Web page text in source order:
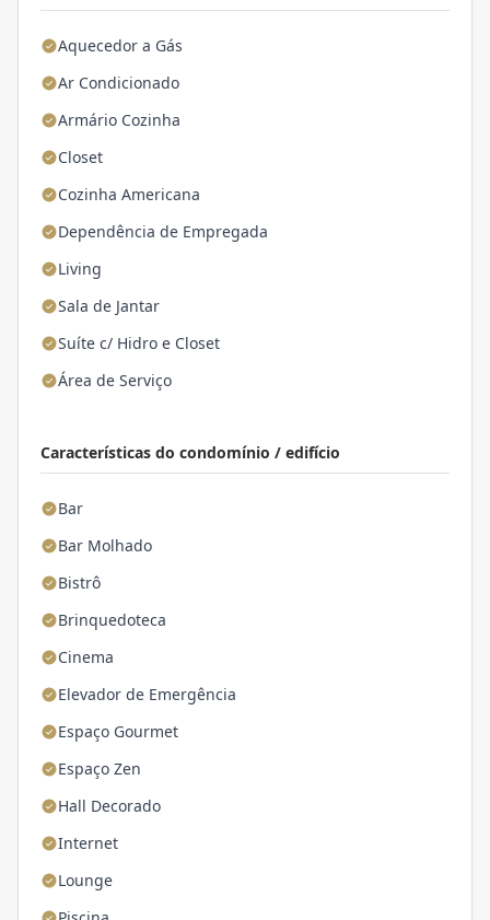
Aquecedor a Gás
Ar Condicionado
Armário Cozinha
Closet
Cozinha Americana
Dependência de Empregada
Living
Sala de Jantar
Suíte c/ Hidro e Closet
Área de Serviço
Características do condomínio / edifício
Bar
Bar Molhado
Bistrô
Brinquedoteca
Cinema
Elevador de Emergência
Espaço Gourmet
Espaço Zen
Hall Decorado
Internet
Lounge